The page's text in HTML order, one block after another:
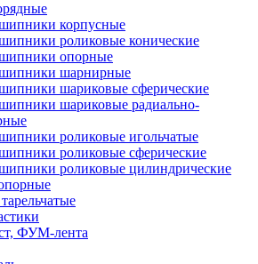
корпусные
роликовые конические
опорные
шарнирные
шариковые сферические
шариковые радиально-
роликовые игольчатые
роликовые сферические
роликовые цилиндрические
ФУМ-лента